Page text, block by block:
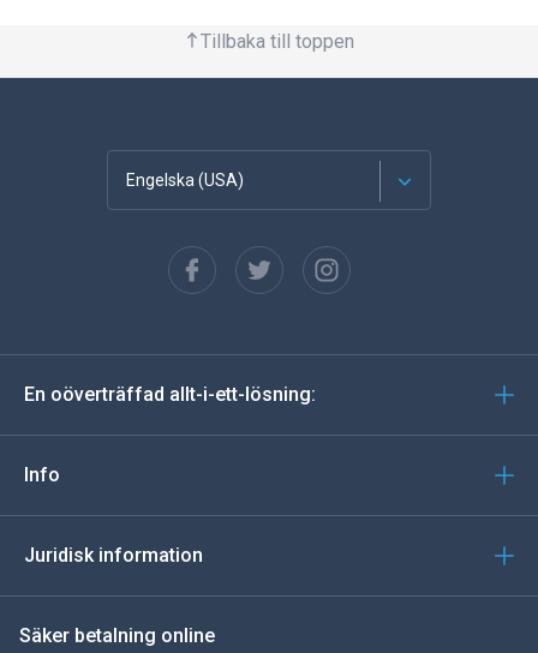
Tillbaka till toppen
Engelska (USA)
Spanska
tyska
Türkçe
En oöverträffad allt-i-ett-lösning:
Info
Juridisk information
Säker betalning online